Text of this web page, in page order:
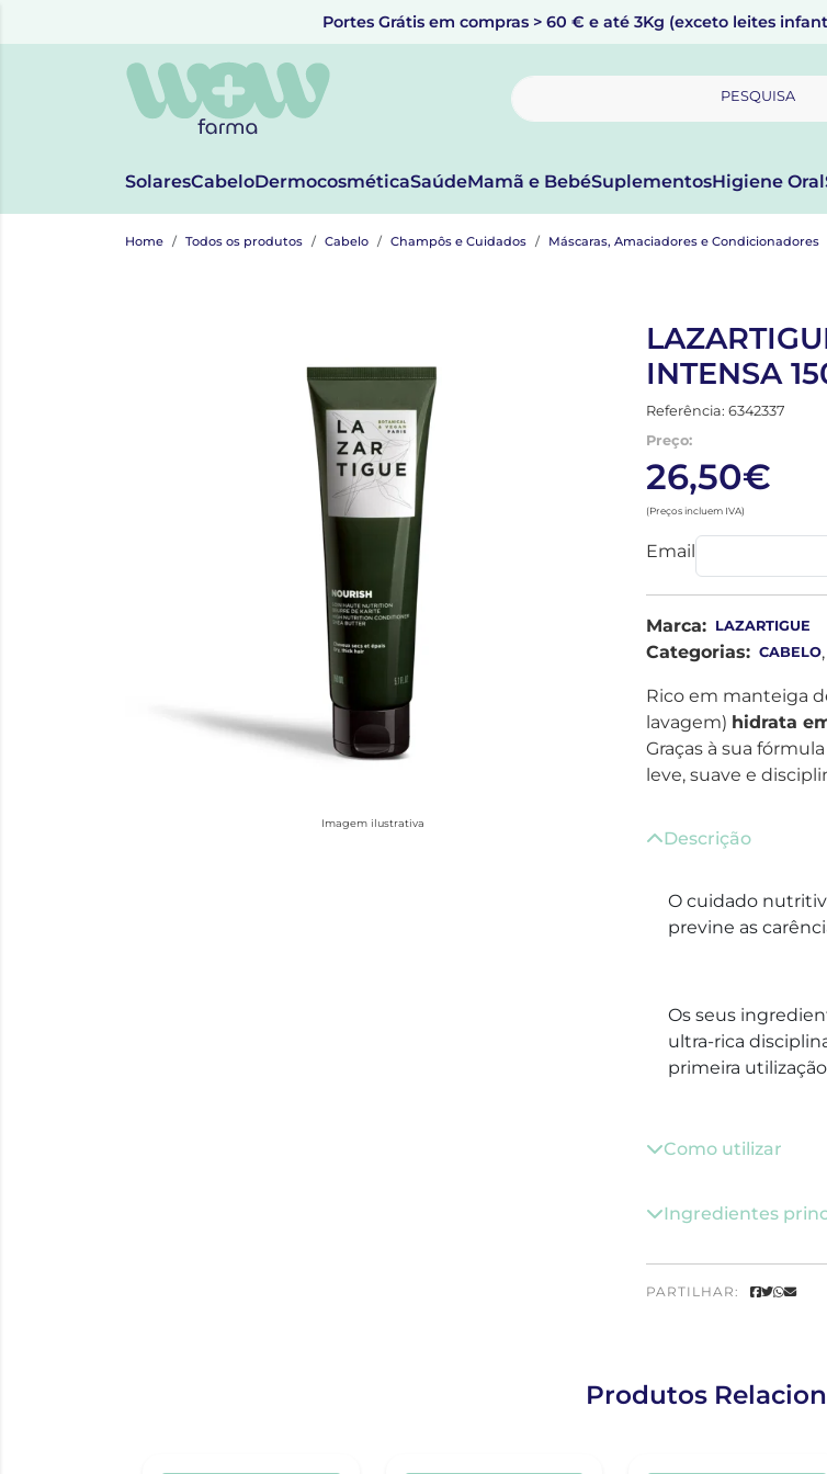
Portes Grátis em compras > 60 € e até 3Kg (exceto leites
PESQUISA
SolaresCabeloDermocosméticaSaúdeMamã e BebéSuplementosHigiene Oral
Home Todos os produtos Cabelo Champôs e Cuidados Máscaras, Amaciadores e Condicionadores
Imagem ilustrativa
INTENSA
Referência: 6342337
Preço:
26,50€
(Preços incluem IVA)
Email
Marca: LAZARTIGUE
Categorias: CABELO,
Rico em manteiga
lavagem) hidrata
Graças à sua
leve, suave e
Descrição
O cuidado
previne as
Os seus
ultra-rica
primeira
Como utilizar
Ingredientes
PARTILHAR:
Produtos